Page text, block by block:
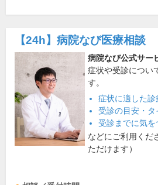
【24h】 病院なび医療相談
病院なび公式サー
症状や受診につい
す。
症状に適した診
受診の目安・タ
受診までに気を
などにご利用くだ
ただけます）